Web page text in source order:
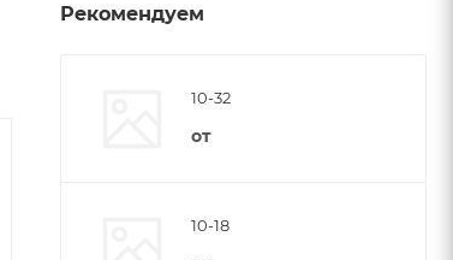
Рекомендуем
10-32
от
10-18